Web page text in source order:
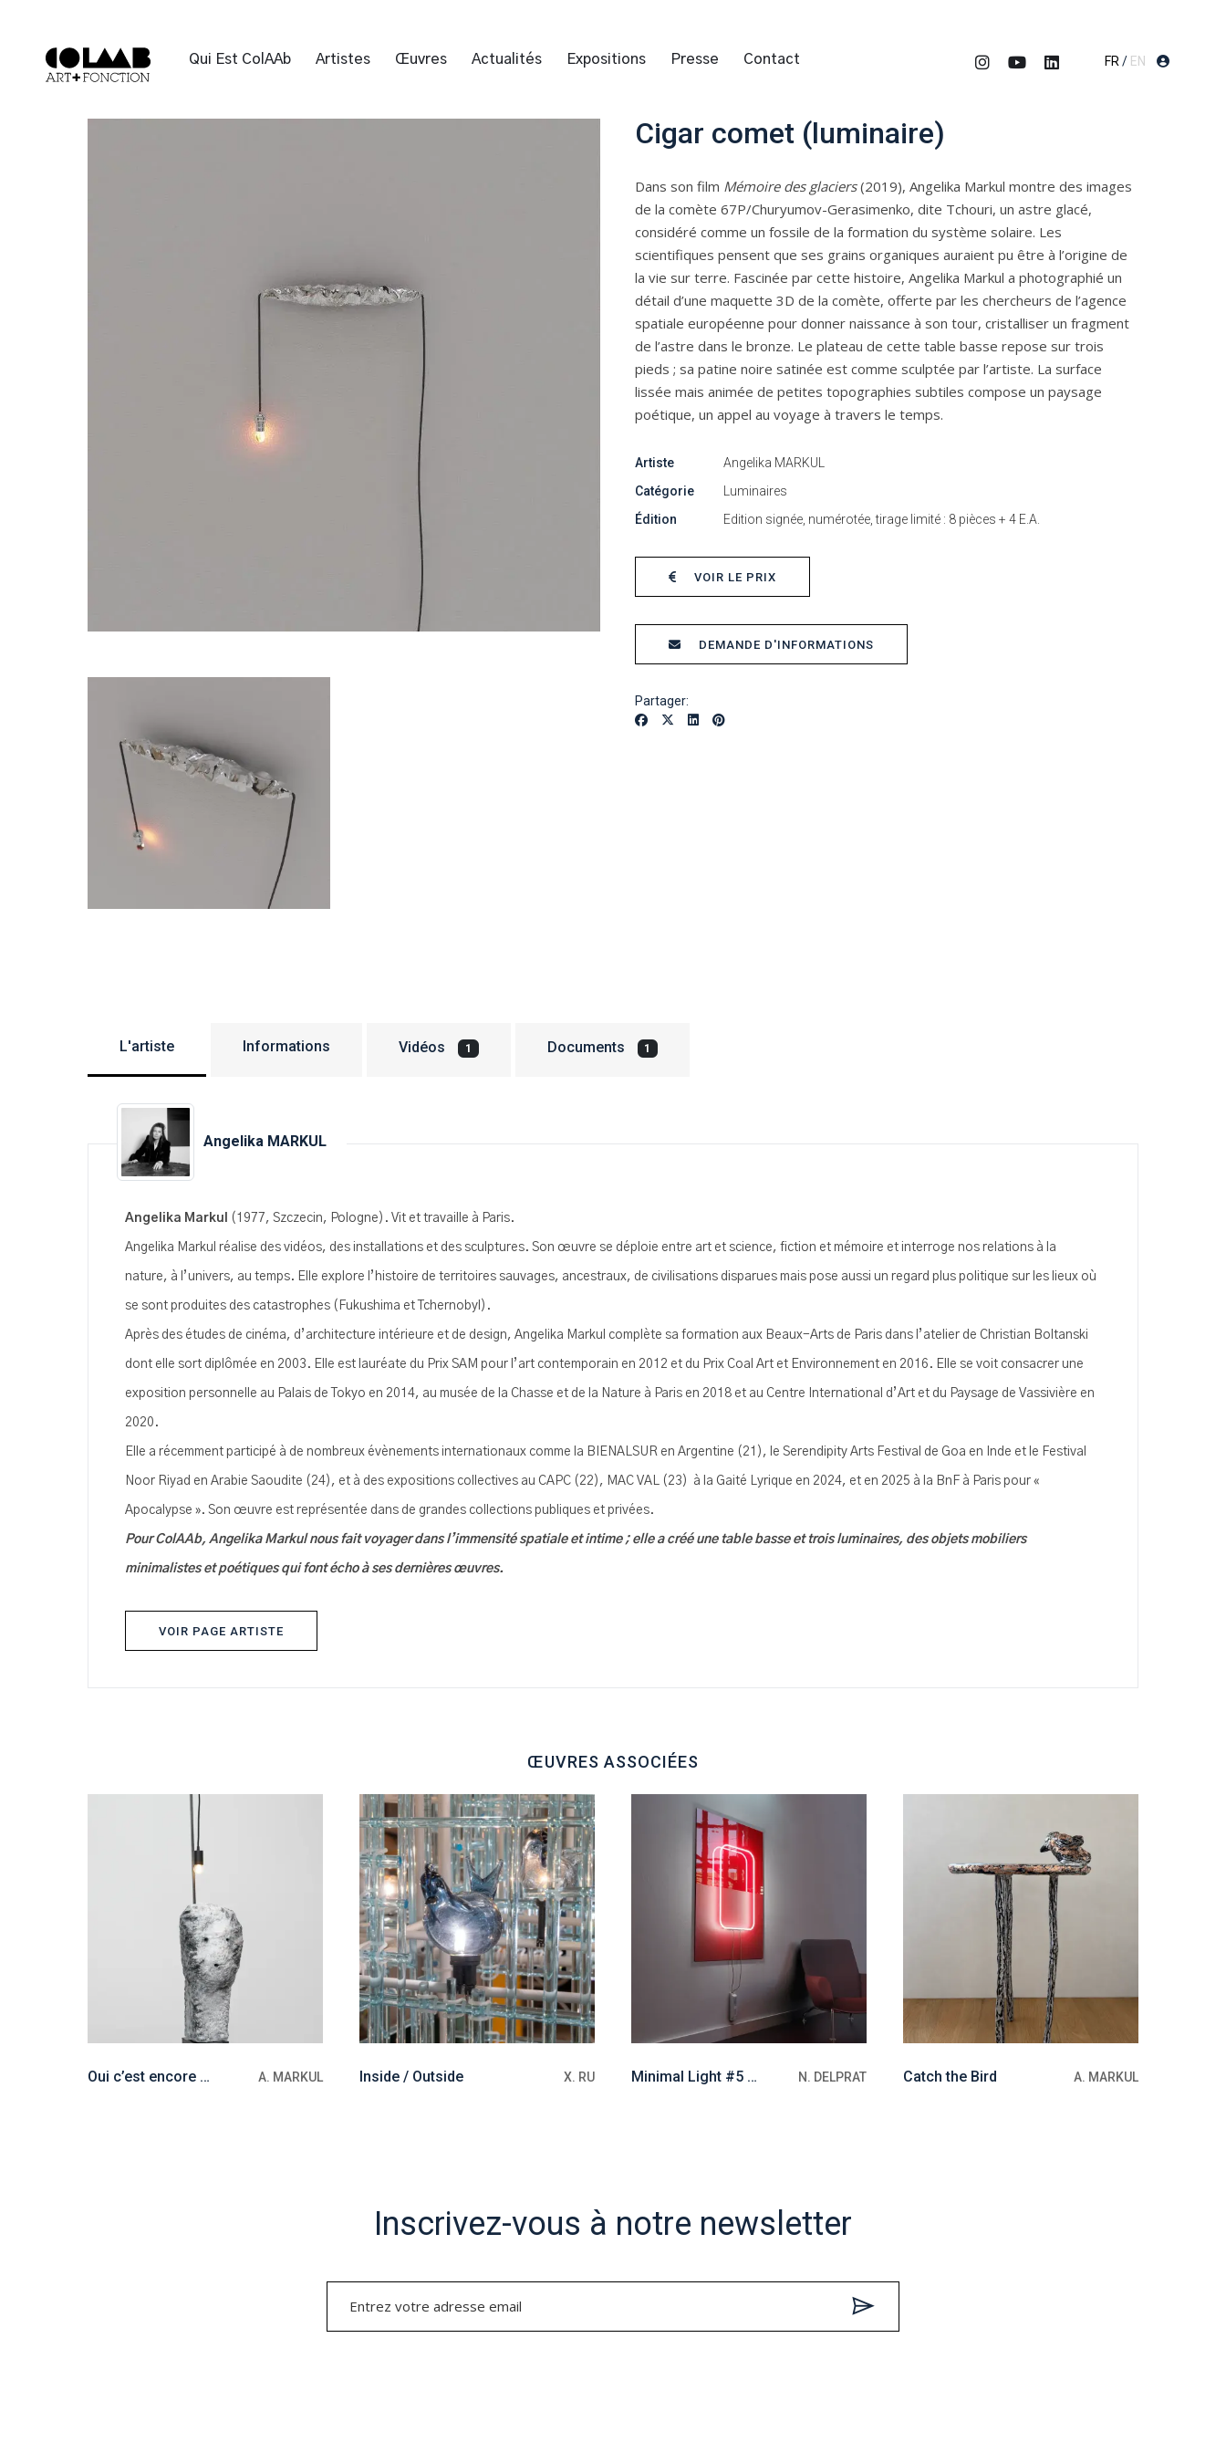
Qui Est ColAAb Artistes Œuvres Actualités Expositions Presse Contact FR / EN
Cigar comet (luminaire)
Dans son film Mémoire des glaciers(2019), Angelika Markul montre des images
de la comète 67P/Churyumov-Gerasimenko, dite Tchouri, un astre glacé,
considéré comme un fossile de la formation du système solaire. Les
scientifiques pensent que ses grains organiques auraient pu être à l’origine de
la vie sur terre. Fascinée par cette histoire, Angelika Markul a photographié un
détail d’une maquette 3D de la comète, offerte par les chercheurs de l’agence
spatiale européenne pour donner naissance à son tour, cristalliser un fragment
de l’astre dans le bronze. Le plateau de cette table basse repose sur trois
pieds ; sa patine noire satinée est comme sculptée par l’artiste. La surface
lissée mais animée de petites topographies subtiles compose un paysage
poétique, un appel au voyage à travers le temps.
Artiste
Angelika MARKUL
Catégorie
Luminaires
Édition
Edition signée, numérotée, tirage limité : 8 pièces + 4 E.A.
VOIR LE PRIX
DEMANDE D'INFORMATIONS
Partager:
L'artiste Informations Vidéos 1 Documents 1
Angelika MARKUL
Angelika Markul (1977, Szczecin, Pologne). Vit et travaille à Paris.
Angelika Markul réalise des vidéos, des installations et des sculptures. Son œuvre se déploie entre art et science, fiction et mémoire et interroge nos relations à la
nature, à l’univers, au temps. Elle explore l’histoire de territoires sauvages, ancestraux, de civilisations disparues mais pose aussi un regard plus politique sur les lieux où
se sont produites des catastrophes (Fukushima et Tchernobyl).
Après des études de cinéma, d’architecture intérieure et de design, Angelika Markul complète sa formation aux Beaux-Arts de Paris dans l’atelier de Christian Boltanski
dont elle sort diplômée en 2003. Elle est lauréate du Prix SAM pour l’art contemporain en 2012 et du Prix Coal Art et Environnement en 2016. Elle se voit consacrer une
exposition personnelle au Palais de Tokyo en 2014, au musée de la Chasse et de la Nature à Paris en 2018 et au Centre International d’Art et du Paysage de Vassivière en
2020.
Elle a récemment participé à de nombreux évènements internationaux comme la BIENALSUR en Argentine (21), le Serendipity Arts Festival de Goa en Inde et le Festival
Noor Riyad en Arabie Saoudite (24), et à des expositions collectives au CAPC (22), MAC VAL (23) à la Gaité Lyrique en 2024, et en 2025 à la BnF à Paris pour «
Apocalypse ». Son œuvre est représentée dans de grandes collections publiques et privées.
Pour ColAAb, Angelika Markul nous fait voyager dans l’immensité spatiale et intime ; elle a créé une table basse et trois luminaires, des objets mobiliers
minimalistes et poétiques qui font écho à ses dernières œuvres.
VOIR PAGE ARTISTE
ŒUVRES ASSOCIÉES
Oui c’est encore moi (luminaire) A. MARKUL Inside / Outside X. RU Minimal Light #5 (luminaire) N. DELPRAT Catch the Bird A. MARKUL
Inscrivez-vous à notre newsletter